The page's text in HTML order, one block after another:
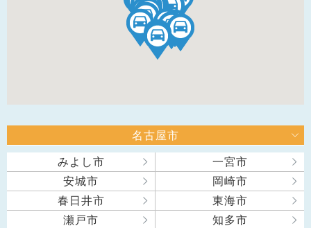
名古屋市
みよし市
一宮市
安城市
岡崎市
春日井市
東海市
瀬戸市
知多市